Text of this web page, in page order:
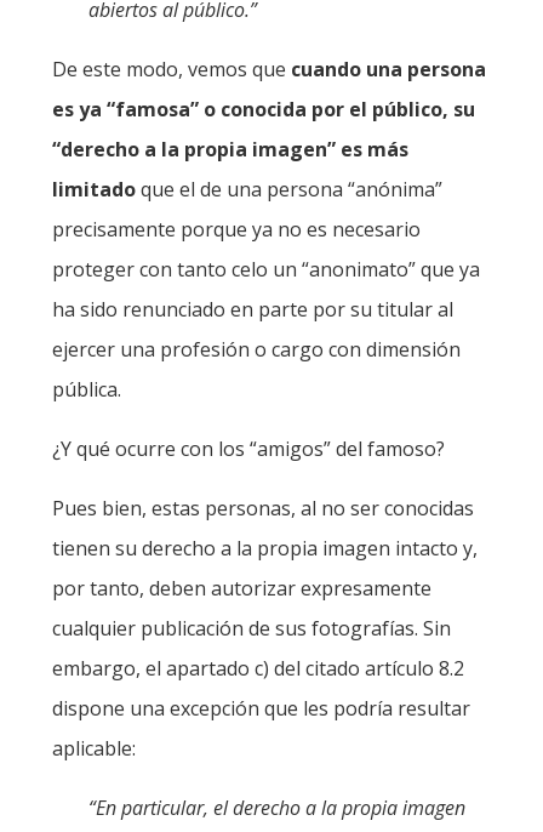
abiertos al público.”
De este modo, vemos que cuando una persona
es ya “famosa” o conocida por el público, su
“derecho a la propia imagen” es más
limitadoque el de una persona “anónima”
precisamente porque ya no es necesario
proteger con tanto celo un “anonimato” que ya
ha sido renunciado en parte por su titular al
ejercer una profesión o cargo con dimensión
pública.
¿Y qué ocurre con los “amigos” del famoso?
Pues bien, estas personas, al no ser conocidas
tienen su derecho a la propia imagen intacto y,
por tanto, deben autorizar expresamente
cualquier publicación de sus fotografías. Sin
embargo, el apartado c) del citado artículo 8.2
dispone una excepción que les podría resultar
aplicable:
“En particular, el derecho a la propia imagen